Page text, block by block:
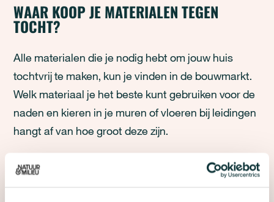
WAAR KOOP JE MATERIALEN TEGEN
TOCHT?
Alle materialen die je nodig hebt om jouw huis
tochtvrij te maken, kun je vinden in de bouwmarkt.
Welk materiaal je het beste kunt gebruiken voor de
naden en kieren in je muren of vloeren bij leidingen
hangt af van hoe groot deze zijn.
Voor naden en kieren tot 20 millimeter heb je